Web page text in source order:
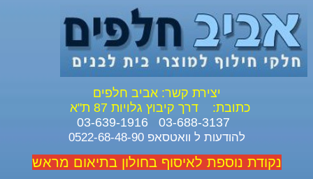
יצירת קשר: אביב חלפים
כתובת:
דרך קיבוץ גלויות 87 ת"א
להודעות ל וואטסאפ 0522-68-48-90
נקודת נוספת לאיסוף בחולון בתיאום מראש